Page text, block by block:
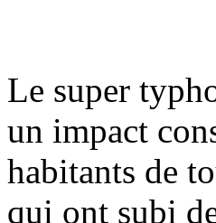
Le super
un impact
habitants de
qui ont subi